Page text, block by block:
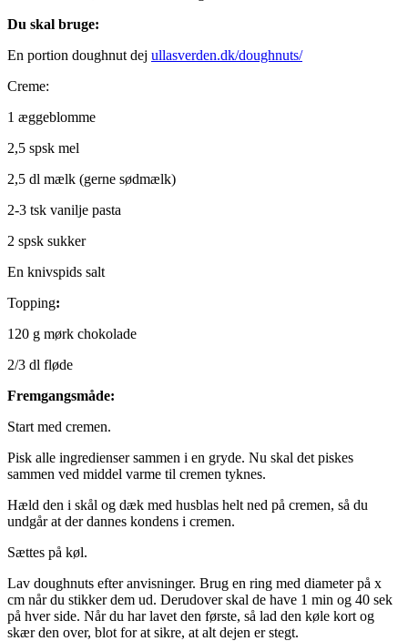
Du skal bruge:
En portion doughnut dej ullasverden.dk/doughnuts/
Creme:
1 æggeblomme
2,5 spsk mel
2,5 dl mælk (gerne sødmælk)
2-3 tsk vanilje pasta
2 spsk sukker
En knivspids salt
Topping:
120 g mørk chokolade
2/3 dl fløde
Fremgangsmåde:
Start med cremen.
Pisk alle ingredienser sammen i en gryde. Nu skal det piskes
sammen ved middel varme til cremen tyknes.
Hæld den i skål og dæk med husblas helt ned på cremen, så du
undgår at der dannes kondens i cremen.
Sættes på køl.
Lav doughnuts efter anvisninger. Brug en ring med diameter på x
cm når du stikker dem ud. Derudover skal de have 1 min og 40 sek
på hver side. Når du har lavet den første, så lad den køle kort og
skær den over, blot for at sikre, at alt dejen er stegt.